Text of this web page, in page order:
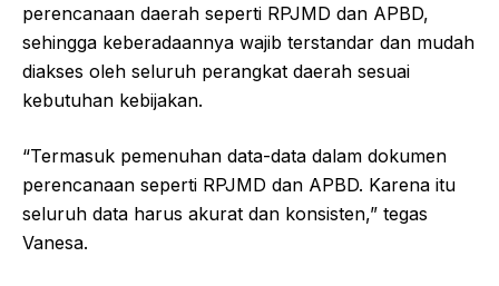
perencanaan daerah seperti RPJMD dan APBD,
sehingga keberadaannya wajib terstandar dan mudah
diakses oleh seluruh perangkat daerah sesuai
kebutuhan kebijakan.
“Termasuk pemenuhan data-data dalam dokumen
perencanaan seperti RPJMD dan APBD. Karena itu
seluruh data harus akurat dan konsisten,” tegas
Vanesa.